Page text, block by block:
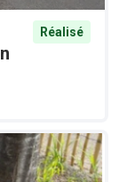
Réalisé